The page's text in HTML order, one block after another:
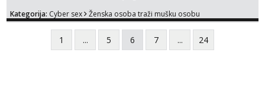
Whatsapp, Telegram ili Viber. 😎 +385 91 912
3322 Za provjeru moje autentičnosti možeš
me vidjeti na videopozivu. 😉 S vama sam
vec 5 godina. Vaša Tina. 💗 ❌NE RADIM
Kategorija: Cyber sex Ženska osoba traži mušku osobu
1 ... 5 6 7 ... 24